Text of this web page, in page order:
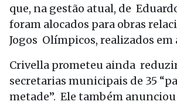
que, na gestão atual, de
foram alocados para obras
Jogos Olímpicos, realizados em
Crivella prometeu ainda
secretarias municipais de 35
metade”. Ele também